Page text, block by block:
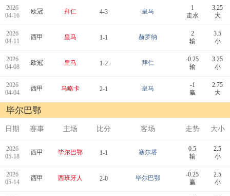
2026
04-16
欧冠 拜仁 4-3 皇马
1
走水
3.25
大
2026
04-11
西甲 皇马 1-1 赫罗纳
2
输
3.5
小
2026
04-08
欧冠 皇马 1-2 拜仁
-0.25
输
3.25
小
2026
04-04
西甲 马略卡 2-1 皇马
-1
赢
2.75
大
毕尔巴鄂
日期 赛事 主场 比分 客场 走势 大小
2026
05-18
西甲 毕尔巴鄂 1-1 塞尔塔
0.5
输
2.5
小
2026
05-14
西甲 西班牙人 2-0 毕尔巴鄂
-0.25
赢
2.5
小